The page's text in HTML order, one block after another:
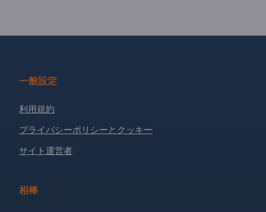
一般設定
利用規約
プライバシーポリシーとクッキー
サイト運営者
相棒